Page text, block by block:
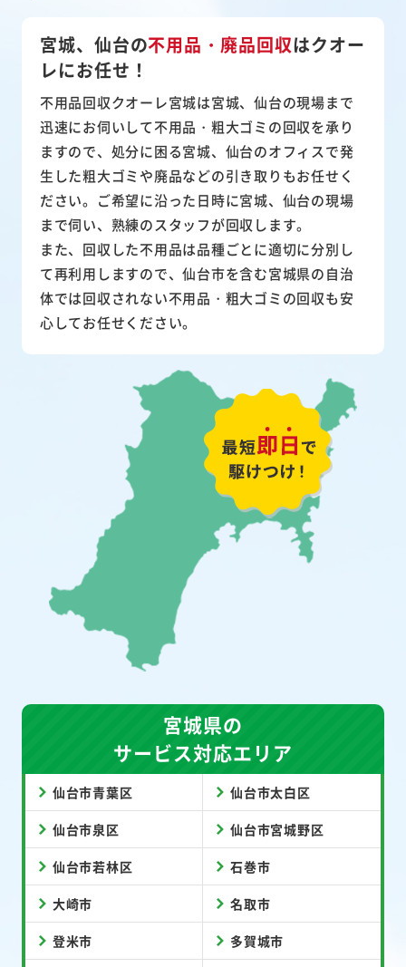
宮城、仙台の不用品・廃品回収はクオー
レにお任せ！
不用品回収クオーレ宮城は宮城、仙台の現場まで
迅速にお伺いして不用品・粗大ゴミの回収を承り
ますので、処分に困る宮城、仙台のオフィスで発
生した粗大ゴミや廃品などの引き取りもお任せく
ださい。ご希望に沿った日時に宮城、仙台の現場
まで伺い、熟練のスタッフが回収します。
また、 回収した不用品は品種ごとに適切に分別し
て再利用 しますので、仙台市を含む宮城県の自治
体では回収されない不用品・粗大ゴミの回収も安
心してお任せください。
宮城県の
サービス対応エリア
仙台市青葉区 仙台市太白区
仙台市泉区 仙台市宮城野区
仙台市若林区 石巻市
大崎市 名取市
登米市 多賀城市